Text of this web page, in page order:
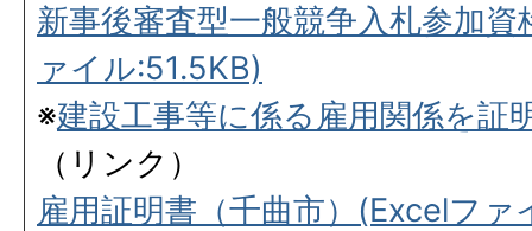
新事後審査型一般競争入札参加
ァイル:51.5KB)
※建設工事等に係る雇用関係を証
（リンク）
雇用証明書（千曲市）(Excelファ